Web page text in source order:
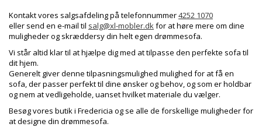
Kontakt vores salgsafdeling på telefonnummer4252 1070
eller send en e-mail til salg@xl-mobler.dkfor at høre mere om dine
muligheder og skræddersy din helt egen drømmesofa.
Vi står altid klar til at hjælpe dig med at tilpasse den perfekte sofa til
dit hjem.
Generelt giver denne tilpasningsmulighed mulighed for at få en
sofa, der passer perfekt til dine ønsker og behov, og som er holdbar
og nem at vedligeholde, uanset hvilket materiale du vælger.
Besøg vores butik i Fredericia og se alle de forskellige muligheder for
at designe din drømmesofa.